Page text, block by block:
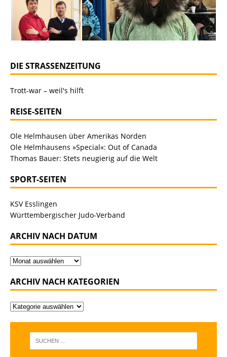
DIE STRASSENZEITUNG
Trott-war – weil's hilft
REISE-SEITEN
Ole Helmhausen über Amerikas Norden
Ole Helmhausens »Special«: Out of Canada
Thomas Bauer: Stets neugierig auf die Welt
SPORT-SEITEN
KSV Esslingen
Württembergischer Judo-Verband
ARCHIV NACH DATUM
ARCHIV NACH KATEGORIEN